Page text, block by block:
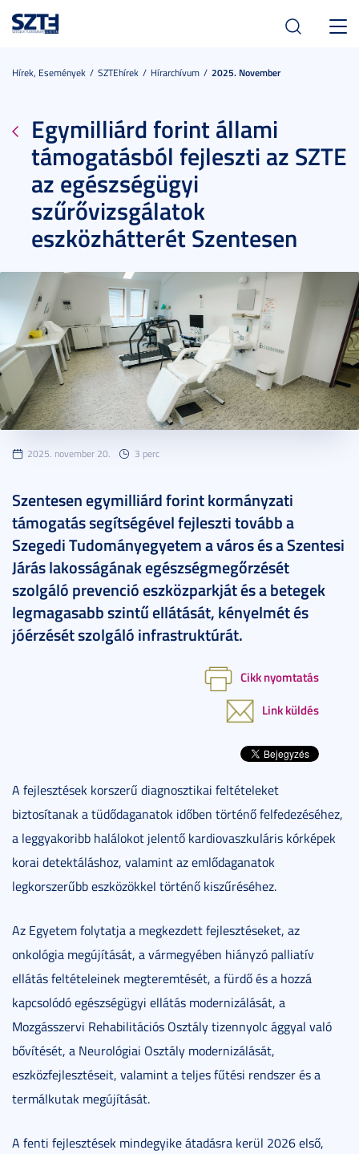
Hírek, Események SZTEhírek Hírarchívum 2025. November
Egymilliárd forint állami
támogatásból fejleszti az SZTE
az egészségügyi
szűrővizsgálatok
eszközhátterét Szentesen
2025. november 20. 3 perc
Szentesen egymilliárd forint kormányzati
támogatás segítségével fejleszti tovább a
Szegedi Tudományegyetem a város és a Szentesi
Járás lakosságának egészségmegőrzését
szolgáló prevenció eszközparkját és a betegek
legmagasabb szintű ellátását, kényelmét és
jóérzését szolgáló infrastruktúrát.
Cikk nyomtatás
Link küldés
A fejlesztések korszerű diagnosztikai feltételeket
biztosítanak a tüdődaganatok időben történő felfedezéséhez,
a leggyakoribb halálokot jelentő kardiovaszkuláris kórképek
korai detektáláshoz, valamint az emlődaganatok
legkorszerűbb eszközökkel történő kiszűréséhez.
Az Egyetem folytatja a megkezdett fejlesztéseket, az
onkológia megújítását, a vármegyében hiányzó palliatív
ellátás feltételeinek megteremtését, a fürdő és a hozzá
kapcsolódó egészségügyi ellátás modernizálását, a
Mozgásszervi Rehabilitációs Osztály tizennyolc ággyal való
bővítését, a Neurológiai Osztály modernizálását,
eszközfejlesztéseit, valamint a teljes fűtési rendszer és a
termálkutak megújítását.
A fenti fejlesztések mindegyike átadásra kerül 2026 első,